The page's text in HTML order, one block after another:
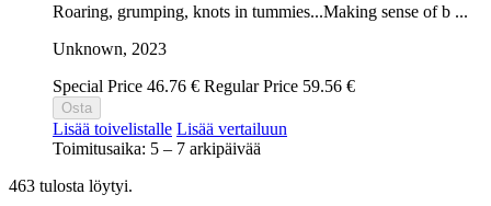
Roaring, grumping, knots in tummies...Making sense of b ...
Unknown, 2023
Special Price 46.76 € Regular Price 59.56 €
Osta
Lisää toivelistalle Lisää vertailuun
Toimitusaika: 5 – 7 arkipäivää
463 tulosta löytyi.